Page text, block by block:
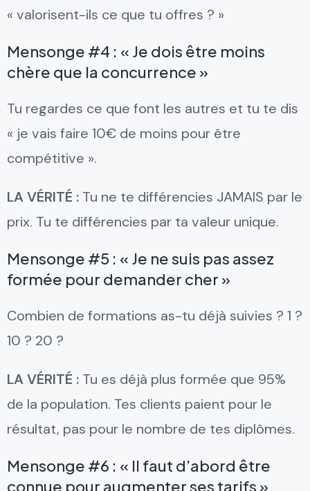
« valorisent-ils ce que tu offres ? »
Mensonge #4 : « Je dois être moins
chère que la concurrence »
Tu regardes ce que font les autres et tu te dis
« je vais faire 10€ de moins pour être
compétitive ».
LA VÉRITÉ : Tu ne te différencies JAMAIS par le
prix. Tu te différencies par ta valeur unique.
Mensonge #5 : « Je ne suis pas assez
formée pour demander cher »
Combien de formations as-tu déjà suivies ? 1 ?
10 ? 20 ?
LA VÉRITÉ : Tu es déjà plus formée que 95%
de la population. Tes clients paient pour le
résultat, pas pour le nombre de tes diplômes.
Mensonge #6 : « Il faut d’abord être
connue pour augmenter ses tarifs »